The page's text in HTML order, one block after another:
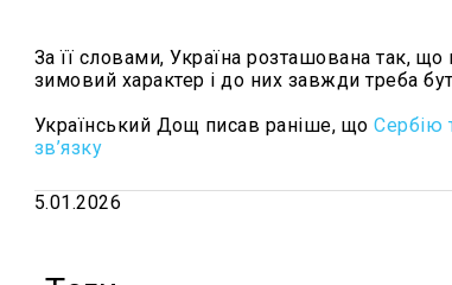
За її словами, Україна розташована так,
зимовий характер і до них завжди треба
Український Дощ писав раніше, щоСербію
зв’язку
5.01.2026